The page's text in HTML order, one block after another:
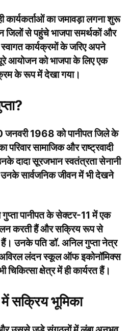
का जमावड़ा लगना शुरू
जिलों से पहुंचे भाजपा समर्थकों और
कार्यक्रमों के जरिए अपने
आयोजन को भाजपा के लिए एक
के रूप में देखा गया।
जनवरी 1968 को पानीपत जिले के
सामाजिक और राष्ट्रवादी
दादा सूरजभान स्वतंत्रता सेनानी
उनके सार्वजनिक जीवन में भी देखने
पानीपत के सेक्टर-11 में एक
करती हैं और सक्रिय रूप से
उनके पति डॉ. अनिल गुप्ता नेत्र
अविरल लंदन स्कूल ऑफ इकोनॉमिक्स
क्षेत्र में ही कार्यरत हैं।
सक्रिय भूमिका